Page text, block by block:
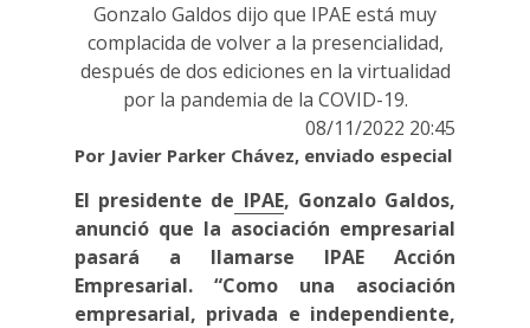
Gonzalo Galdos dijo que IPAE está muy
complacida de volver a la presencialidad,
después de dos ediciones en la virtualidad
por la pandemia de la COVID-19.
08/11/2022 20:45
Por Javier Parker Chávez, enviado especial
El presidente de IPAE, Gonzalo Galdos,
anunció que la asociación empresarial
pasará a llamarse IPAE Acción
Empresarial. “Como una asociación
empresarial, privada e independiente,